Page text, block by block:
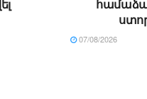
07/08/2026